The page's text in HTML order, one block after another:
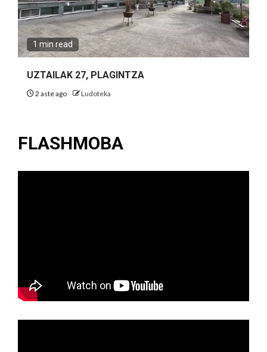
1 min read
UZTAILAK 27, PLAGINTZA
2 aste ago Ludoteka
FLASHMOBA